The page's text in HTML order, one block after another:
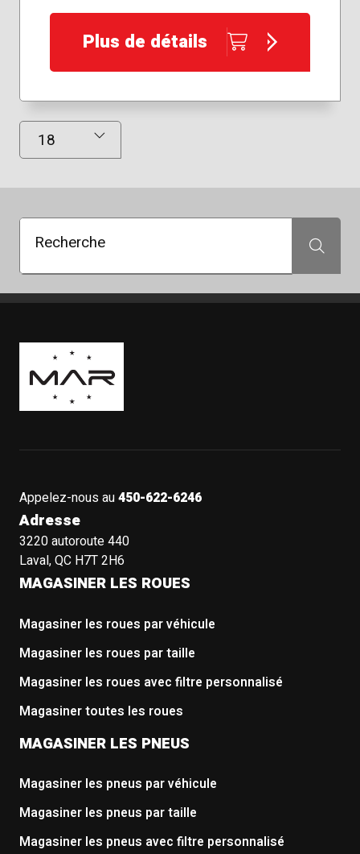
Plus de détails
Résultats affichés
Recherche Recherche
Boutique Mags à Rabais
Appelez-nous au450-622-6246
Adresse
3220 autoroute 440
Laval, QC H7T 2H6
MAGASINER LES ROUES
Magasiner les roues par véhicule
Magasiner les roues par taille
Magasiner les roues avec filtre personnalisé
Magasiner toutes les roues
MAGASINER LES PNEUS
Magasiner les pneus par véhicule
Magasiner les pneus par taille
Magasiner les pneus avec filtre personnalisé